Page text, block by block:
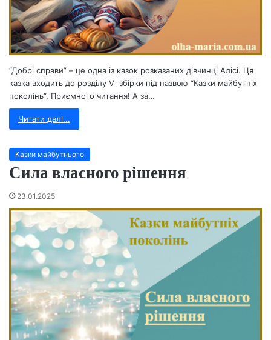
“Добрі справи” – це одна із казок розказаних дівчинці Алісі. Ця
казка входить до розділу V збірки під назвою “Казки майбутніх
поколінь”. Приємного читання! А за…
Читати далі...
Казки майбутнього
Сила власного рішення
23.01.2025